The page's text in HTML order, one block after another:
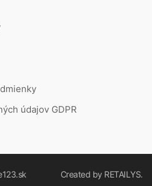
údajov GDPR
Created by RETAILYS.